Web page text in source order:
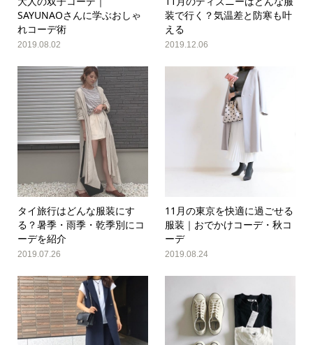
SAYUNAOさんに学ぶおしゃ
れコーデ術
2019.08.02
装で行く？気温差と防寒も叶
える
2019.12.06
タイ旅行はどんな服装にす
る？暑季・雨季・乾季別にコ
ーデを紹介
2019.07.26
11月の東京を快適に過ごせる
服装｜おでかけコーデ・秋コ
ーデ
2019.08.24